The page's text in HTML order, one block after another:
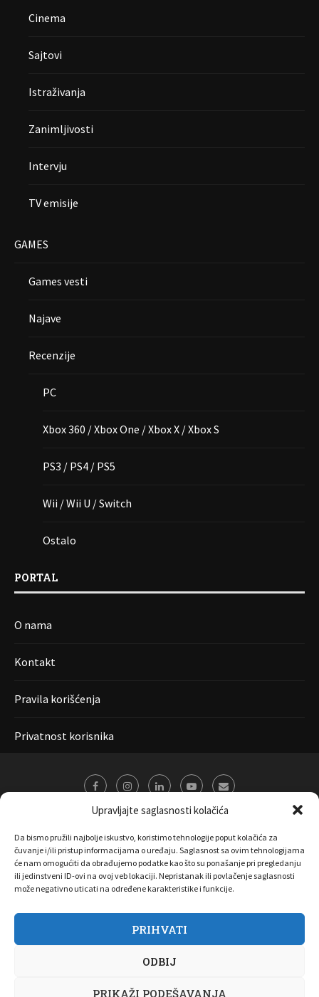
Upravljajte saglasnosti kolačića
Da bismo pružili najbolje iskustvo, koristimo tehnologije poput kolačića za
čuvanje i/ili pristup informacijama o uređaju. Saglasnost sa ovim tehnologijama
će nam omogućiti da obrađujemo podatke kao što su ponašanje pri pregledanju
ili jedinstveni ID-ovi na ovoj veb lokaciji. Nepristanak ili povlačenje saglasnosti
može negativno uticati na određene karakteristike i funkcije.
PRIHVATI
ODBIJ
PRIKAŽI PODEŠAVANJA
Cinema
Sajtovi
Istraživanja
Zanimljivosti
Intervju
TV emisije
GAMES
Games vesti
Najave
Recenzije
PC
Xbox 360 / Xbox One / Xbox X / Xbox S
PS3 / PS4 / PS5
Wii / Wii U / Switch
Ostalo
PORTAL
O nama
Kontakt
Pravila korišćenja
Privatnost korisnika
O nama Marketing Kontakt FAQ
Privatnost korisnika
Pravila korišćenja